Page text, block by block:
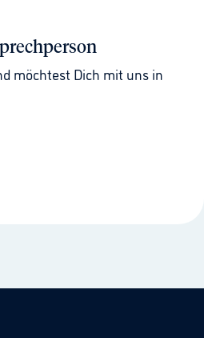
möchtest Dich mit uns in